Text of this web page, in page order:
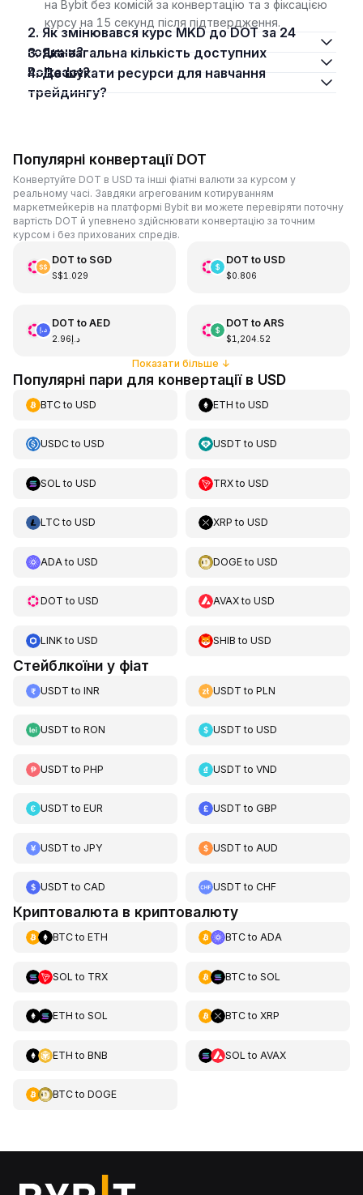
на Bybit без комісій за конвертацію та з фіксацією
курсу на 15 секунд після підтвердження.
2. Як змінювався курс MKD до DOT за 24
години?
3. Яка загальна кількість доступних
Polkadot?
4. Де шукати ресурси для навчання
трейдингу?
Популярні конвертації DOT
Конвертуйте DOT в USD та інші фіатні валюти за курсом у
реальному часі. Завдяки агрегованим котируванням
маркетмейкерів на платформі Bybit ви можете перевіряти поточну
вартість DOT й упевнено здійснювати конвертацію за точним
курсом і без прихованих спредів.
DOT to SGD
S$1.029
DOT to USD
$0.806
DOT to AED
د.إ2.96
DOT to ARS
$1,204.52
Показати більше ↓
Популярні пари для конвертації в USD
BTCto USD ETH toUSD
USDCto USD USDT toUSD
SOL to USD TRXtoUSD
LTCto USD XRP toUSD
ADA to USD DOGEtoUSD
DOT to USD AVAXtoUSD
LINKto USD SHIB toUSD
Стейблкоїни у фіат
USDT to INR USDT toPLN
USDT to RON USDT toUSD
USDT to PHP USDT toVND
USDT to EUR USDT toGBP
USDT to JPY USDT to AUD
USDT to CAD USDT toCHF
Криптовалюта в криптовалюту
BTCto ETH BTCto ADA
SOL to TRX BTCto SOL
ETH to SOL BTCto XRP
ETH to BNB SOL to AVAX
BTCto DOGE